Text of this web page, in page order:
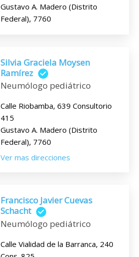
Gustavo A. Madero (Distrito
Federal), 7760
Silvia Graciela Moysen
Ramírez
Neumólogo pediátrico
Calle Riobamba, 639 Consultorio
415
Gustavo A. Madero (Distrito
Federal), 7760
Ver mas direcciones
Francisco Javier Cuevas
Schacht
Neumólogo pediátrico
Calle Vialidad de la Barranca, 240